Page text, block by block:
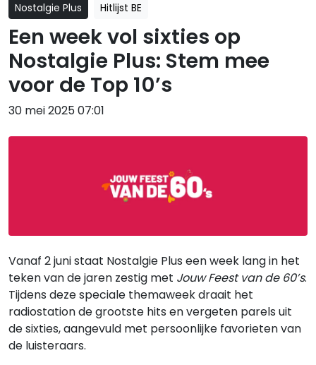
Nostalgie Plus Hitlijst BE
Een week vol sixties op
Nostalgie Plus: Stem mee
voor de Top 10’s
30 mei 2025 07:01
Vanaf 2 juni staat Nostalgie Plus een week lang in het
teken van de jaren zestig met Jouw Feest van de 60’s.
Tijdens deze speciale themaweek draait het
radiostation de grootste hits en vergeten parels uit
de sixties, aangevuld met persoonlijke favorieten van
de luisteraars.